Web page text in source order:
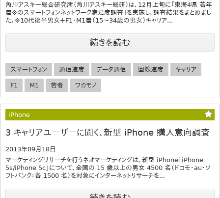
角川アスキー総合研究所（角川アスキー総研）は、12月上旬に「東海4県 若年
層※のスマートフォンネットワーク満足度調査」を実施し、調査結果をまとめまし
た。※10代後半男女＋F1・M1層（15～34歳の男女）キャリア...
続きを読む
スマートフォン 通信速度 データ通信 回線速度 キャリア
F1 M1 若者 ワカモノ
iPhone
3 キャリアユーザーに聞く、新型 iPhone 購入意向調査
2013年09月18日
マーケティングリサーチを行うネオマーケティングは、新型 iPhone「iPhone
5s/iPhone 5c」について、全国の 15 歳以上の男女 4500 名（ドコモ・au・ソ
フトバンク：各 1500 名）を対象にインターネットリサーチを...